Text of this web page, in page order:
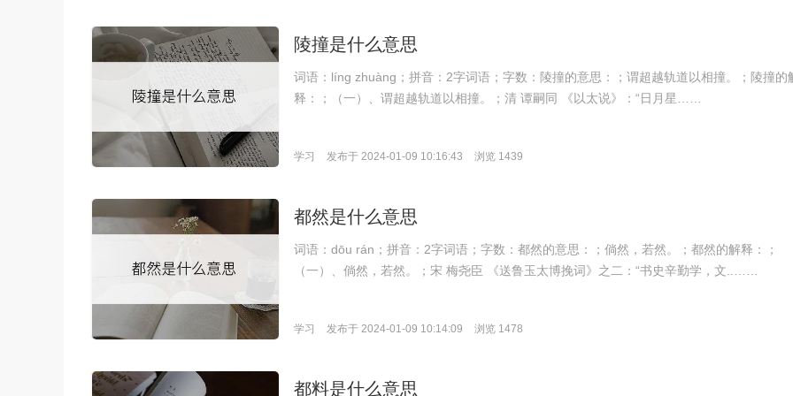
陵撞是什么意思
词语：líng zhuàng；拼音：2字词语；字数：陵撞的意思：；谓超越轨道以相撞。；陵撞的
释：；（一）、谓超越轨道以相撞。；清 谭嗣同 《以太说》：“日月星……
学习 发布于 2024-01-09 10:16:43 浏览 1439
都然是什么意思
词语：dōu rán；拼音：2字词语；字数：都然的意思：；倘然，若然。；都然的解释：；
（一）、倘然，若然。；宋 梅尧臣 《送鲁玉太博挽词》之二：“书史辛勤学，文..……
学习 发布于 2024-01-09 10:14:09 浏览 1478
都料是什么意思